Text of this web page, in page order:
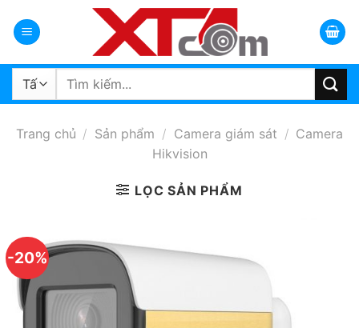
qua
dung
Tìm
Trang chủ / Sản phẩm / Camera giám sát / Camera
Hikvision
LỌC SẢN PHẨM
-20%